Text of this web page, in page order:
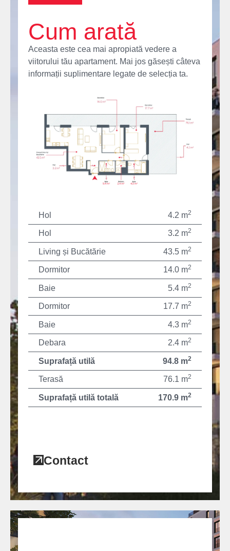
Cum arată
Aceasta este cea mai apropiată vedere a
viitorului tău apartament. Mai jos găsești câteva
informații suplimentare legate de selecția ta.
Hol 4.2 m2
Hol 3.2 m2
Living și Bucătărie 43.5 m2
Dormitor 14.0 m2
Baie 5.4 m2
Dormitor 17.7 m2
Baie 4.3 m2
Debara 2.4 m2
Suprafață utilă 94.8 m2
Terasă 76.1 m2
Suprafață utilă totală 170.9 m2
Contact